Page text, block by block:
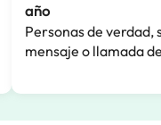
año
Personas de verdad,
mensaje o llamada